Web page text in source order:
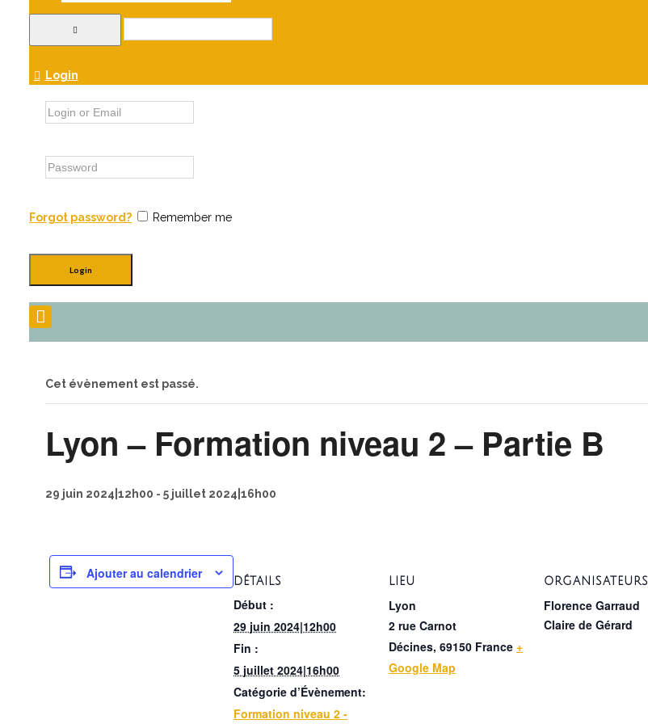
Login
Forgot password? Remember me
Cet évènement est passé.
Lyon – Formation niveau 2 – Partie B
29 juin 2024|12h00 - 5 juillet 2024|16h00
Ajouter au calendrier
DÉTAILS
Début :
29 juin 2024|12h00
Fin :
5 juillet 2024|16h00
Catégorie d’Évènement:
Formation niveau 2 -
LIEU
Lyon
2 rue Carnot
Décines, 69150 France +
Google Map
ORGANISATEURS
Florence Garraud
Claire de Gérard